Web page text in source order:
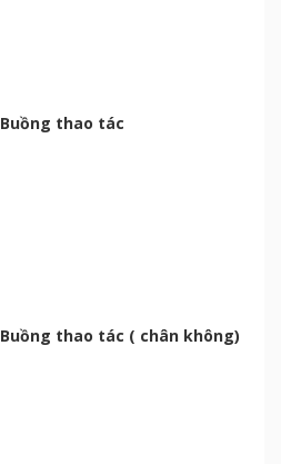
Buồng thao tác
Buồng thao tác ( chân không)